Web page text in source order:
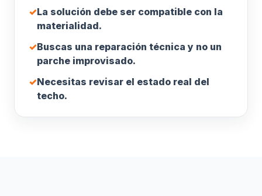
✓La solución debe ser compatible con la
materialidad.
✓Buscas una reparación técnica y no un
parche improvisado.
✓Necesitas revisar el estado real del
techo.